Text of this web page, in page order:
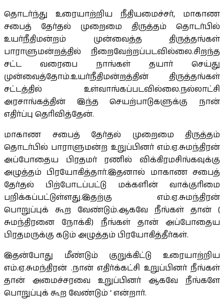
தொடர்ந்து உரையாற்றிய நீதியமைச்சர், மாகாண
சபைத் தேர்தல் முறைமை திருத்தம் தொடர்பில்
உயர்நீதிமன்றம் முன்வைத்த திருத்தங்கள்
பாராளுமன்றத்தில் நிறைவேற்றப்படவில்லை.சிறந்த
சட்ட வரைபை நாங்கள் தயார் செய்து
முன்வைத்தோம்.உயர்நீதிமன்றத்தின் திருத்தங்கள்
சட்டத்தில் உள்வாங்கப்படவில்லை.நல்லாட்சி
அரசாங்கத்தின் இந்த செயற்பாடுகளுக்கு நான்
எதிர்ப்பு தெரிவித்தேன்.
மாகாண சபைத் தேர்தல் முறைமை திருத்தம்
தொடர்பில் பாராளுமன்ற உறுப்பினர் எம்.ஏ.சுமந்திரன்
அப்போதைய பிரதமர் ரணில் விக்கிரமசிங்கவுக்கு
அழுத்தம் பிரயோகித்தார்.இதனால் மாகாண சபைத்
தேர்தல் பிற்போடப்பட்டு மக்களின் வாக்குரிமை
பறிக்கப்பட்டுள்ளது.இதற்கு எம்.ஏ.சுமந்திரன்
பொறுப்புக் கூற வேண்டும்.ஆகவே நீங்கள் தான் (
சுமந்திரனை நோக்கி) நீங்கள் தான் அப்போதைய
பிரதமருக்கு கடும் அழுத்தம் பிரயோகித்தீர்கள்.
இதன்போது மீண்டும் குறுக்கிட்டு உரையாற்றிய
எம்.ஏ.சுமந்திரன் .நான் எதிர்க்கட்சி உறுப்பினர் நீங்கள்
தான் அமைச்சரவை உறுப்பினர் ஆகவே நீங்களே
பொறுப்புக் கூற வேண்டும் ‘ என்றார்.